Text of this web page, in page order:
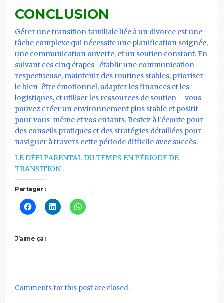
CONCLUSION
Gérer une transition familiale liée à un divorce est une
tâche complexe qui nécessite une planification soignée,
une communication ouverte, et un soutien constant. En
suivant ces cinq étapes- établir une communication
respectueuse, maintenir des routines stables, prioriser
le bien-être émotionnel, adapter les finances et les
logistiques, et utiliser les ressources de soutien – vous
pouvez créer un environnement plus stable et positif
pour vous-même et vos enfants. Restez à l’écoute pour
des conseils pratiques et des stratégies détaillées pour
naviguer à travers cette période difficile avec succès.
LE DÉFI PARENTAL DU TEMPS EN PÉRIODE DE
TRANSITION
Partager :
J’aime ça :
Comments for this post are closed.